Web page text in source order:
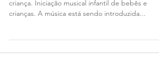
A música é importante para o desenvolvimento